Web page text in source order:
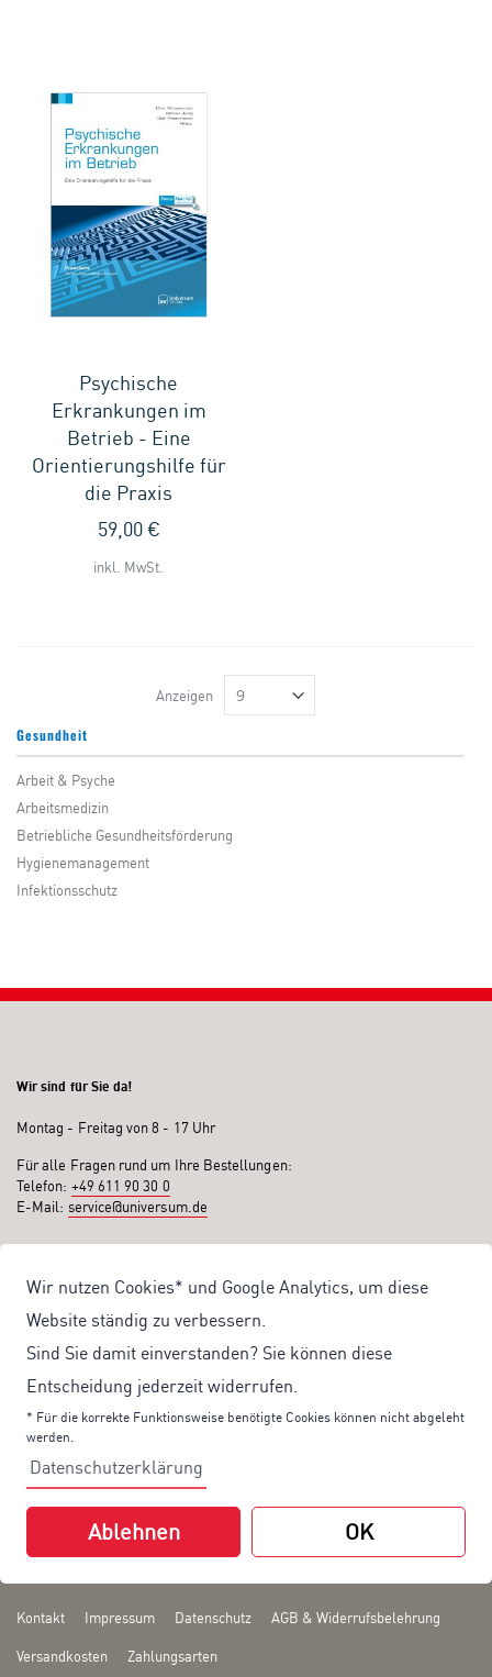
Wir nutzen Cookies* und Google Analytics, um diese
Website ständig zu verbessern.
Sind Sie damit einverstanden? Sie können diese
Entscheidung jederzeit widerrufen.
* Für die korrekte Funktionsweise benötigte Cookies können nicht abgeleht
werden.
Datenschutzerklärung
Ablehnen OK
Psychische
Erkrankungen im
Betrieb - Eine
Orientierungshilfe für
die Praxis
59,00 €
inkl. MwSt.
Anzeigen
Gesundheit
Arbeit & Psyche
Arbeitsmedizin
Betriebliche Gesundheitsförderung
Hygienemanagement
Infektionsschutz
Wir sind für Sie da!
Montag - Freitag von 8 - 17 Uhr
Für alle Fragen rund um Ihre Bestellungen:
Telefon: +49 611 90 30 0
E-Mail: service@universum.de
Kostenloser Versand ab 50€ Bestellwert
Sicher Einkaufen: Rechnung, PayPal
Produktentwicklung von eigener Fachredaktion
Sonderaktionen & Preisvorteile
Aktuelle News zu unseren Shop-Angeboten
Mit unserem Newsletter UV-Report informieren wir Sie regelmäßig über
aktuelle Angebote und neue Produkte:
geht es zu unserem Newsletter.
Kontakt Impressum Datenschutz AGB & Widerrufsbelehrung
Versandkosten Zahlungsarten